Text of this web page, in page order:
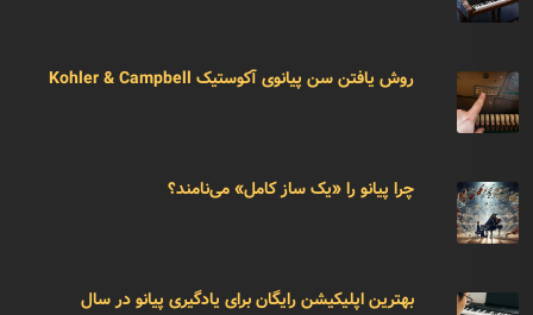
روش یافتن سن پیانوی آکوستیک Kohler & Campbell
چرا پیانو را «یک ساز کامل» می‌نامند؟
بهترین اپلیکیشن رایگان برای یادگیری پیانو در سال